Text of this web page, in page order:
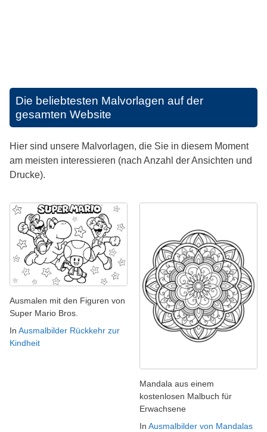
Die beliebtesten Malvorlagen auf der
gesamten Website
Hier sind unsere Malvorlagen, die Sie in diesem Moment
am meisten interessieren (nach Anzahl der Ansichten und
Drucke).
Ausmalen mit den Figuren von
Super Mario Bros.
In Ausmalbilder Rückkehr zur
Kindheit
Mandala aus einem
kostenlosen Malbuch für
Erwachsene
In Ausmalbilder von Mandalas